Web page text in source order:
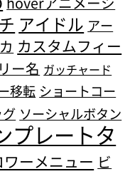
アイドル アー
カスタムフィー
ー名 ガッチャード
移転 ショートコー
グ ソーシャルボタン
プレートタ
ワーメニュー ビ